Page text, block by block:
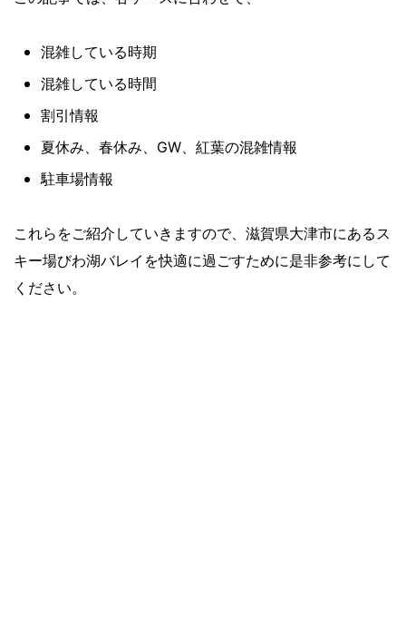
混雑している時期
混雑している時間
割引情報
夏休み、春休み、GW、紅葉の混雑情報
駐車場情報
これらをご紹介していきますので、滋賀県大津市にあるス
キー場びわ湖バレイを快適に過ごすために是非参考にして
ください。